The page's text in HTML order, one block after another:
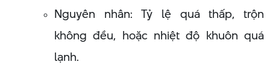
Nguyên nhân: Tỷ lệ quá thấp, trộn
không đều, hoặc nhiệt độ khuôn quá
lạnh.